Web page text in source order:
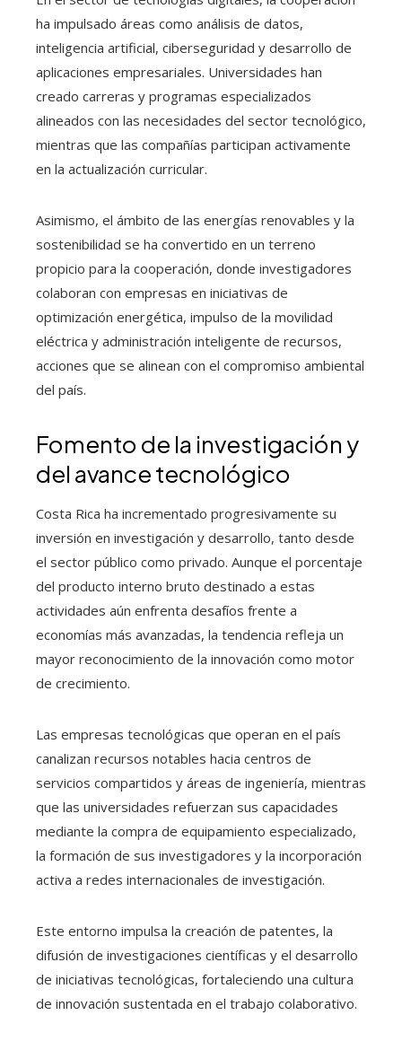
ha impulsado áreas como análisis de datos,
inteligencia artificial, ciberseguridad y desarrollo de
aplicaciones empresariales. Universidades han
creado carreras y programas especializados
alineados con las necesidades del sector tecnológico,
mientras que las compañías participan activamente
en la actualización curricular.
Asimismo, el ámbito de las energías renovables y la
sostenibilidad se ha convertido en un terreno
propicio para la cooperación, donde investigadores
colaboran con empresas en iniciativas de
optimización energética, impulso de la movilidad
eléctrica y administración inteligente de recursos,
acciones que se alinean con el compromiso ambiental
del país.
Fomento de la investigación y
del avance tecnológico
Costa Rica ha incrementado progresivamente su
inversión en investigación y desarrollo, tanto desde
el sector público como privado. Aunque el porcentaje
del producto interno bruto destinado a estas
actividades aún enfrenta desafíos frente a
economías más avanzadas, la tendencia refleja un
mayor reconocimiento de la innovación como motor
de crecimiento.
Las empresas tecnológicas que operan en el país
canalizan recursos notables hacia centros de
servicios compartidos y áreas de ingeniería, mientras
que las universidades refuerzan sus capacidades
mediante la compra de equipamiento especializado,
la formación de sus investigadores y la incorporación
activa a redes internacionales de investigación.
Este entorno impulsa la creación de patentes, la
difusión de investigaciones científicas y el desarrollo
de iniciativas tecnológicas, fortaleciendo una cultura
de innovación sustentada en el trabajo colaborativo.